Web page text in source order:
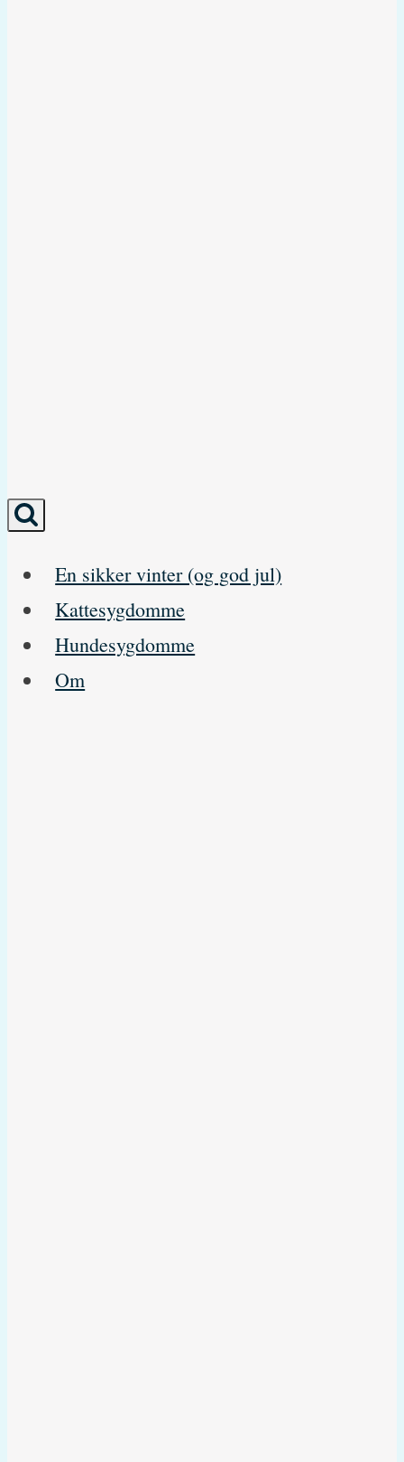
En sikker vinter (og god jul)
Kattesygdomme
Hundesygdomme
Om